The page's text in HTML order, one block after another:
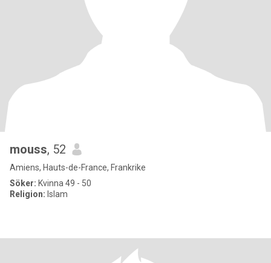
mouss, 52
Amiens, Hauts-de-France, Frankrike
Söker: Kvinna 49 - 50
Religion: Islam